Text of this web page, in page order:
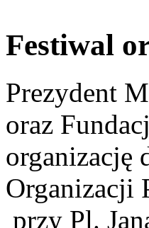
Festiwal
Prezydent
oraz
organizację
Organizacji
przy Pl.